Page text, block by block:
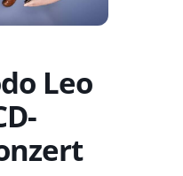
Leo